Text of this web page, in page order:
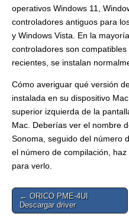
operativos Windows 11,
controladores antiguos para
y Windows Vista. En la
controladores son
recientes, se instalan
Cómo averiguar qué versión
instalada en su dispositivo
superior izquierda de la
Mac. Deberías ver el nombre
Sonoma, seguido del número
el número de compilación,
para verlo.
Post
navigation
← ORICO PME-4UI
Descargar driver